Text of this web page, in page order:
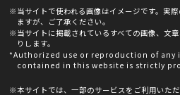
※当サイトで使われる画像はイメージです。実
ますが、ご了承ください。
※当サイトに掲載されているすべての画像、文
りします。
*Authorized use or reproduction of any
contained in this website is strictly
※本サイトでは、一部のサービスをご利用いた